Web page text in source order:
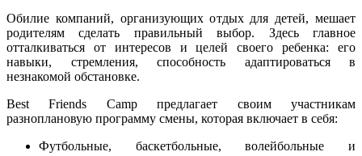
Обилие компаний, организующих отдых для детей, мешает
родителям сделать правильный выбор. Здесь главное
отталкиваться от интересов и целей своего ребенка: его
навыки, стремления, способность адаптироваться в
незнакомой обстановке.
Best Friends Camp предлагает своим участникам
разноплановую программу смены, которая включает в себя:
Футбольные, баскетбольные, волейбольные и